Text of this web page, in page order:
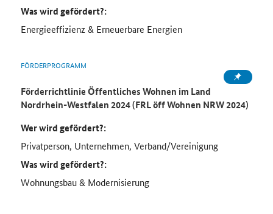
Was wird gefördert?:
Energieeffizienz & Erneuerbare Energien
FÖRDERPROGRAMM
Förderrichtlinie Öffentliches Wohnen im Land
Nordrhein-Westfalen 2024 (FRL öff Wohnen NRW 2024)
Wer wird gefördert?:
Privatperson, Unternehmen, Verband/Vereinigung
Was wird gefördert?:
Wohnungsbau & Modernisierung